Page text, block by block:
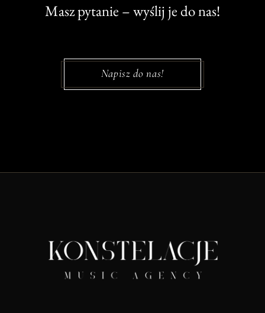
Masz pytanie – wyślij je do nas!
Napisz do nas!